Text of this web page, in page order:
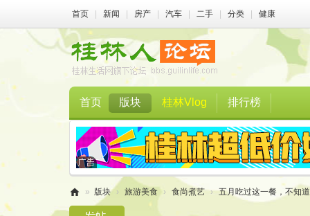
首页 新闻 房产 汽车 二手 分类 健康
首页 版块 桂林Vlog 排行榜
» 版块 › 旅游美食 › 食尚煮艺 › 五月吃过这一餐，不知